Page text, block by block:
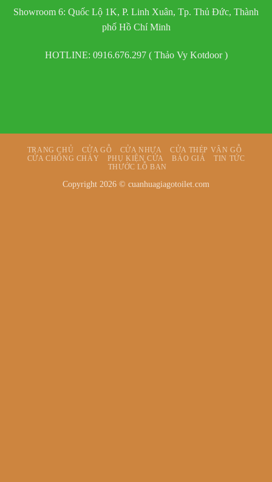
Showroom 6: Quốc Lộ 1K, P. Linh Xuân, Tp. Thủ Đức, Thành
phố Hồ Chí Minh
HOTLINE: 0916.676.297 ( Thảo Vy Kotdoor )
TRANG CHỦ CỬA GỖ CỬA NHỰA
CỬA THÉP VÂN GỖ
CỬA CHỐNG CHÁY
PHỤ KIỆN CỬA BÁO GIÁ
TIN TỨC
THƯỚC LỖ BAN
Copyright 2026 © cuanhuagiagotoilet.com